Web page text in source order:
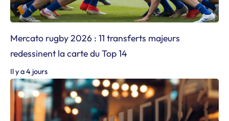
Mercato rugby 2026 : 11 transferts majeurs
redessinent la carte du Top 14
Il y a 4 jours